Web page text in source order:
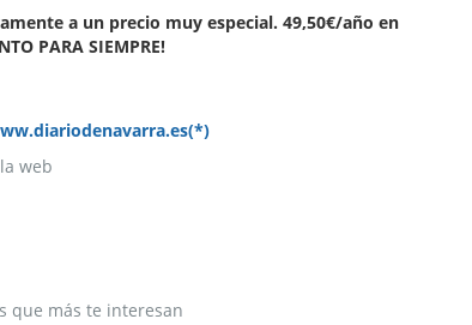
a un precio muy especial. 49,50€/año en
PARA SIEMPRE!
web
que más te interesan